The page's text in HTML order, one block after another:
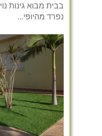
בבית מבוא גינות
נפרד מהיופי...